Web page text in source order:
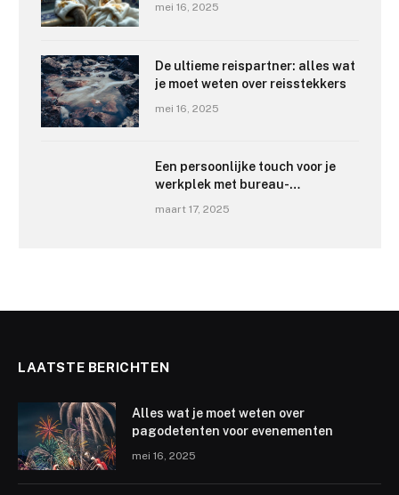
mei 16, 2025
De ultieme reispartner: alles wat
je moet weten over reisstekkers
mei 16, 2025
Een persoonlijke touch voor je
werkplek met bureau-
maart 17, 2025
LAATSTE BERICHTEN
Alles wat je moet weten over
pagodetenten voor evenementen
mei 16, 2025